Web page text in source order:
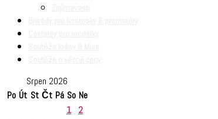
Srpen 2026
Po Út St Čt Pá So Ne
1
2